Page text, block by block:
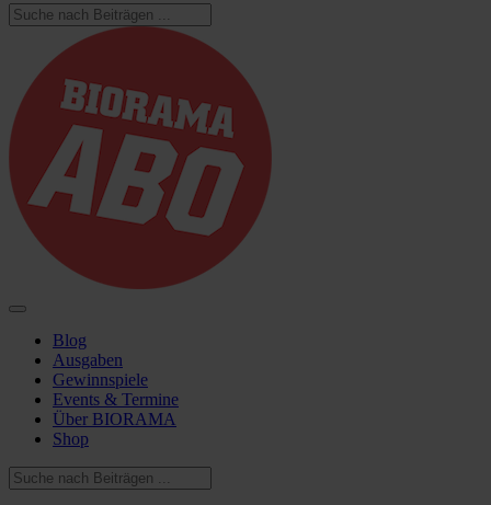
Blog
Ausgaben
Gewinnspiele
Events & Termine
Über BIORAMA
Shop